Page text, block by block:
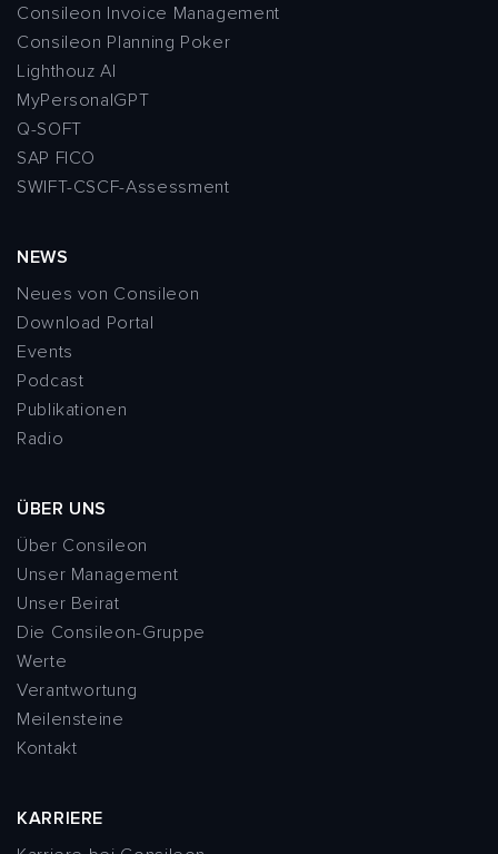
Consileon Invoice Management
Consileon Planning Poker
Lighthouz AI
MyPersonalGPT
Q-SOFT
SAP FICO
SWIFT-CSCF-Assessment
NEWS
Neues von Consileon
Download Portal
Events
Podcast
Publikationen
Radio
ÜBER UNS
Über Consileon
Unser Management
Unser Beirat
Die Consileon-Gruppe
Werte
Verantwortung
Meilensteine
Kontakt
KARRIERE